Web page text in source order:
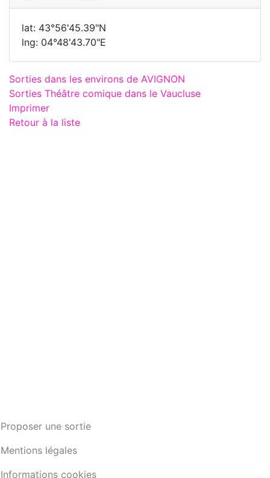
lat: 43°56'45.39"N
lng: 04°48'43.70"E
Sorties dans les environs de AVIGNON
Sorties Théâtre comique dans le Vaucluse
Imprimer
Retour à la liste
Proposer une sortie
Mentions légales
Informations cookies